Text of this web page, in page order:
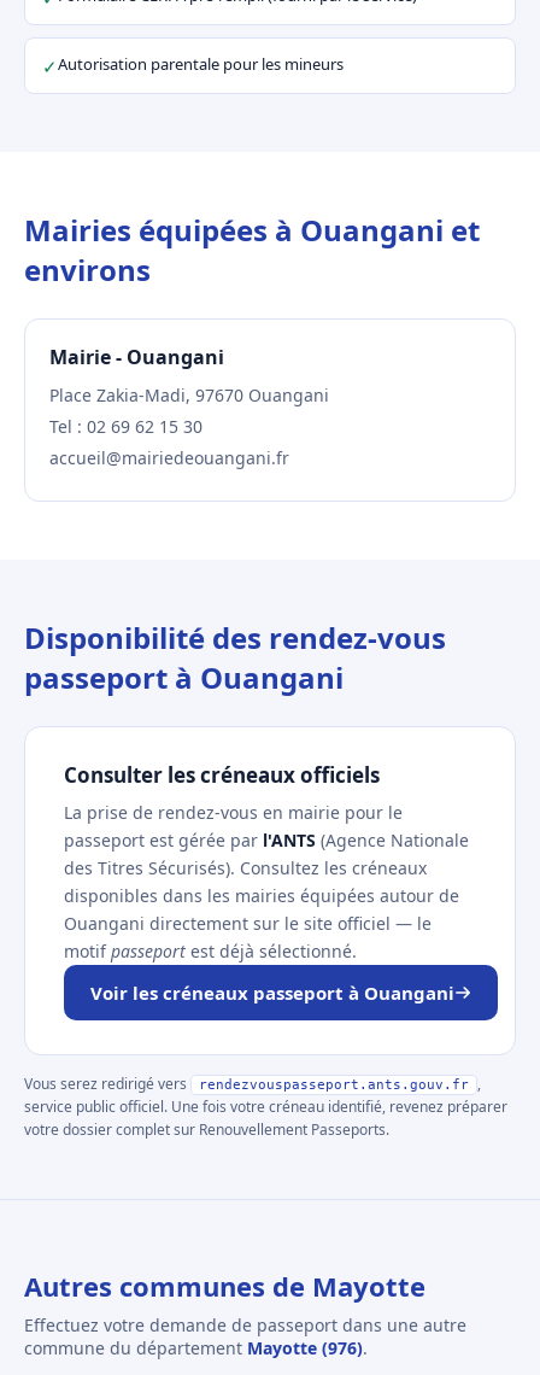
✓Autorisation parentale pour les mineurs
Mairies équipées à Ouangani et
environs
Mairie - Ouangani
Place Zakia-Madi, 97670 Ouangani
Tel : 02 69 62 15 30
accueil@mairiedeouangani.fr
Disponibilité des rendez-vous
passeport à Ouangani
Consulter les créneaux officiels
La prise de rendez-vous en mairie pour le
passeport est gérée par l'ANTS (Agence Nationale
des Titres Sécurisés). Consultez les créneaux
disponibles dans les mairies équipées autour de
Ouangani directement sur le site officiel — le
motifpasseport est déjà sélectionné.
Voir les créneaux passeport à Ouangani
Vous serez redirigé vers rendezvouspasseport.ants.gouv.fr
,
service public officiel. Une fois votre créneau identifié, revenez préparer
votre dossier complet sur Renouvellement Passeports.
Autres communes de Mayotte
Effectuez votre demande de passeport dans une autre
commune du département Mayotte (976).